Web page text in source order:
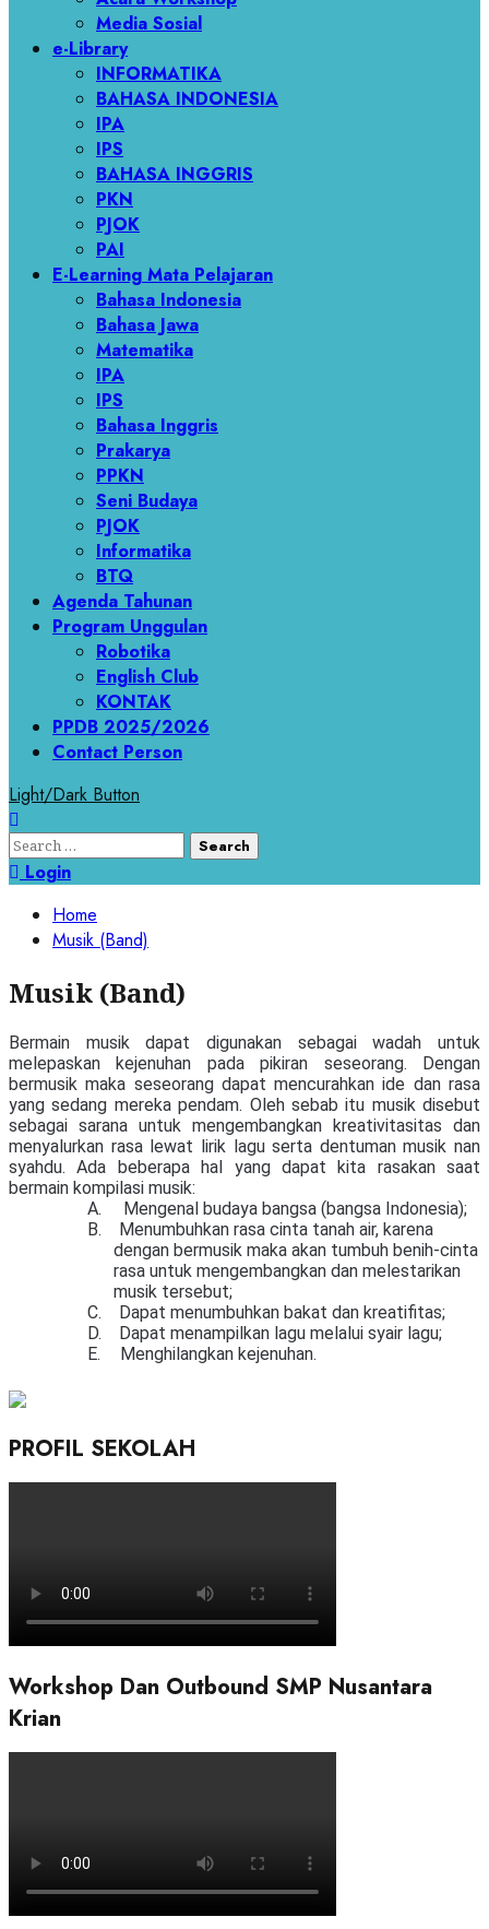
Media Sosial
e-Library
INFORMATIKA
BAHASA INDONESIA
IPA
IPS
BAHASA INGGRIS
PKN
PJOK
PAI
E-Learning Mata Pelajaran
Bahasa Indonesia
Bahasa Jawa
Matematika
IPA
IPS
Bahasa Inggris
Prakarya
PPKN
Seni Budaya
PJOK
Informatika
BTQ
Agenda Tahunan
Program Unggulan
Robotika
English Club
KONTAK
PPDB 2025/2026
Contact Person
Light/Dark Button
Search
for:Login
Home
Musik (Band)
Musik (Band)
Bermain musik dapat digunakan sebagai wadah untuk
melepaskan kejenuhan pada pikiran seseorang. Dengan
bermusik maka seseorang dapat mencurahkan ide dan rasa
yang sedang mereka pendam. Oleh sebab itu musik disebut
sebagai sarana untuk mengembangkan kreativitasitas dan
menyalurkan rasa lewat lirik lagu serta dentuman musik nan
syahdu.Ada beberapa hal yang dapat kita rasakan saat
bermain kompilasi musik:
A.
Mengenal budaya bangsa (bangsa Indonesia);
B.
Menumbuhkan rasa cinta tanah air, karena
dengan bermusik maka akan tumbuh benih-cinta
rasa untuk mengembangkan dan melestarikan
musik tersebut;
C.
Dapat menumbuhkan bakat dan kreatifitas;
D.
Dapat menampilkan lagu melalui syair lagu;
E.
Menghilangkan kejenuhan.
PROFIL SEKOLAH
Workshop Dan Outbound SMP Nusantara
Krian